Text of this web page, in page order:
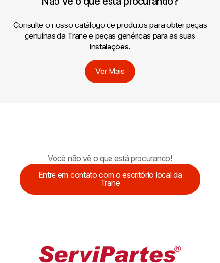
Consulte o nosso catálogo de produtos para obter peças
genuínas da Trane e peças genéricas para as suas
instalações.
Ver Mais
Você não vê o que está procurando!
Entre em contato com o escritório local da
Trane